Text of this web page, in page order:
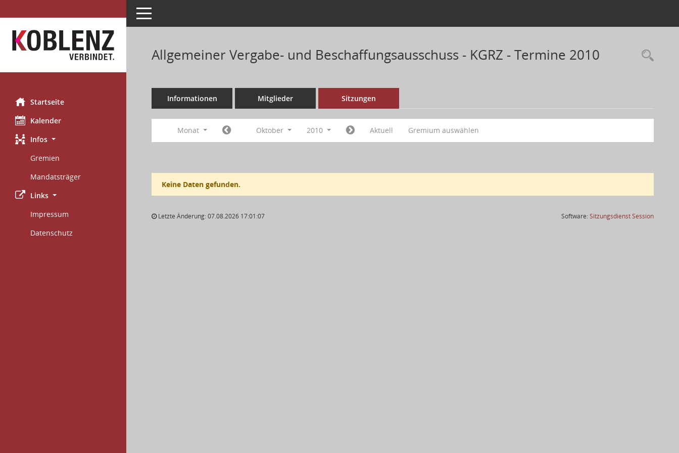
Startseite
Kalender
Infos
Gremien
Mandatsträger
Links
Impressum
Datenschutz
Toggle navigation
Allgemeiner Vergabe- und Beschaffungsausschuss - KGRZ - Termine 2010
Informationen Mitglieder Sitzungen
Monat Oktober 2010 Aktuell Gremium auswählen
Keine Daten gefunden.
Letzte Änderung: 07.08.2026 17:01:07 Software:SitzungsdienstSession(Wird in